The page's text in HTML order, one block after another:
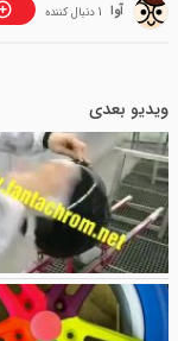
آوا 1 دنبال کننده
ویدیو بعدی